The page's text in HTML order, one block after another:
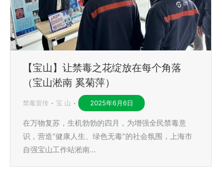
【宝山】让禁毒之花绽放在每个角落
（宝山淞南 奚菊萍）
禁毒宣传 宝 山 2025年6月6日
在万物复苏，生机勃勃的四月，为增强全民禁毒意
识，营造“健康人生、绿色无毒”的社会氛围，上海市
自强宝山工作站淞南…